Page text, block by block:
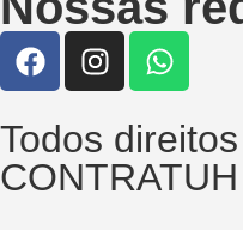
Todos
CONTRATUH